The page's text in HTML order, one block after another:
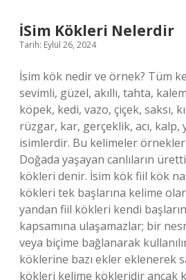
İSim Kökleri Nelerdir
Tarih: Eylül 26, 2024
İsim kök nedir ve örnek? Tüm
sevimli, güzel, akıllı, tahta,
köpek, kedi, vazo, çiçek, saksı,
rüzgar, kar, gerçeklik, acı, kalp,
isimlerdir. Bu kelimeler
Doğada yaşayan canlıların
kökleri denir. İsim kök fiil kök
kökleri tek başlarına kelime
yandan fiil kökleri kendi
kapsamına ulaşamazlar; bir
veya biçime bağlanarak
köklerine bazı ekler eklenerek
kökleri kelime kökleridir ancak